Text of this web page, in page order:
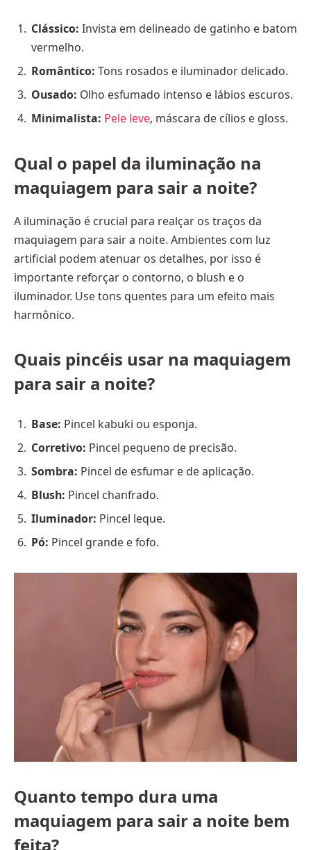
Clássico: Invista em delineado de gatinho e batom
vermelho.
Romântico: Tons rosados e iluminador delicado.
Ousado: Olho esfumado intenso e lábios escuros.
Minimalista: Pele leve, máscara de cílios e gloss.
Qual o papel da iluminação na
maquiagem para sair a noite?
A iluminação é crucial para realçar os traços da
maquiagem para sair a noite. Ambientes com luz
artificial podem atenuar os detalhes, por isso é
importante reforçar o contorno, o blush e o
iluminador. Use tons quentes para um efeito mais
harmônico.
Quais pincéis usar na maquiagem
para sair a noite?
Base: Pincel kabuki ou esponja.
Corretivo: Pincel pequeno de precisão.
Sombra: Pincel de esfumar e de aplicação.
Blush: Pincel chanfrado.
Iluminador: Pincel leque.
Pó: Pincel grande e fofo.
Quanto tempo dura uma
maquiagem para sair a noite bem
feita?